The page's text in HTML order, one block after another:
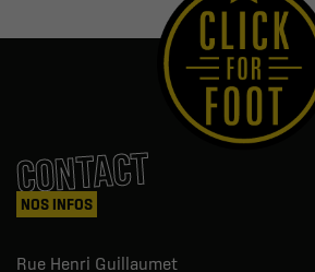
CONTACT
NOS INFOS
Rue Henri Guillaumet